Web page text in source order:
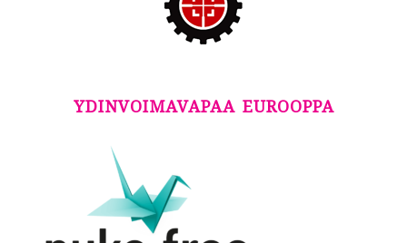
YDINVOIMAVAPAA EUROOPPA